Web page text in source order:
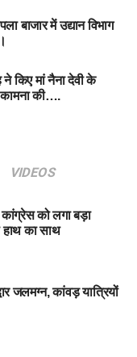
बाजार में उद्यान विभाग
ने किए मां नैना देवी के
कामना की….
VIDEOS
को लगा बड़ा
का साथ
जलमग्न, कांवड़ यात्रियों